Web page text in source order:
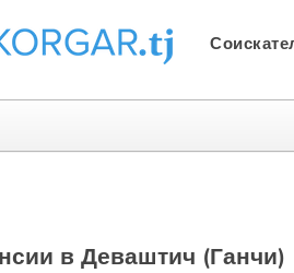
в Деваштич (Ганчи)